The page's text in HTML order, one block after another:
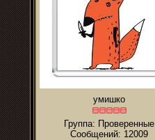
умишко
Группа: Проверенные
Сообщений: 12009